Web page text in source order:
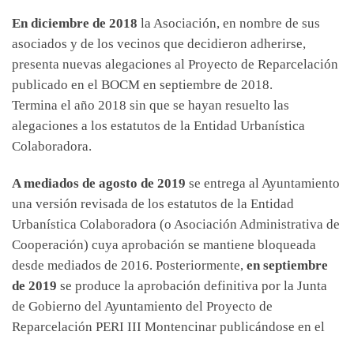
En diciembre de 2018 la Asociación, en nombre de sus
asociados y de los vecinos que decidieron adherirse,
presenta nuevas alegaciones al Proyecto de Reparcelación
publicado en el BOCM en septiembre de 2018.
Termina el año 2018 sin que se hayan resuelto las
alegaciones a los estatutos de la Entidad Urbanística
Colaboradora.
A mediados de agosto de 2019 se entrega al Ayuntamiento
una versión revisada de los estatutos de la Entidad
Urbanística Colaboradora (o Asociación Administrativa de
Cooperación) cuya aprobación se mantiene bloqueada
desde mediados de 2016. Posteriormente, en septiembre
de 2019 se produce la aprobación definitiva por la Junta
de Gobierno del Ayuntamiento del Proyecto de
Reparcelación PERI III Montencinar publicándose en el